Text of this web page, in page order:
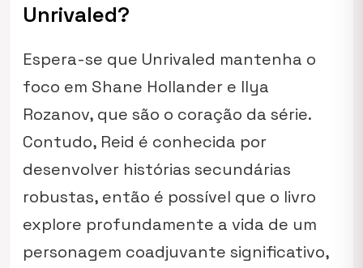
Unrivaled?
Espera-se que Unrivaled mantenha o
foco em Shane Hollander e Ilya
Rozanov, que são o coração da série.
Contudo, Reid é conhecida por
desenvolver histórias secundárias
robustas, então é possível que o livro
explore profundamente a vida de um
personagem coadjuvante significativo,